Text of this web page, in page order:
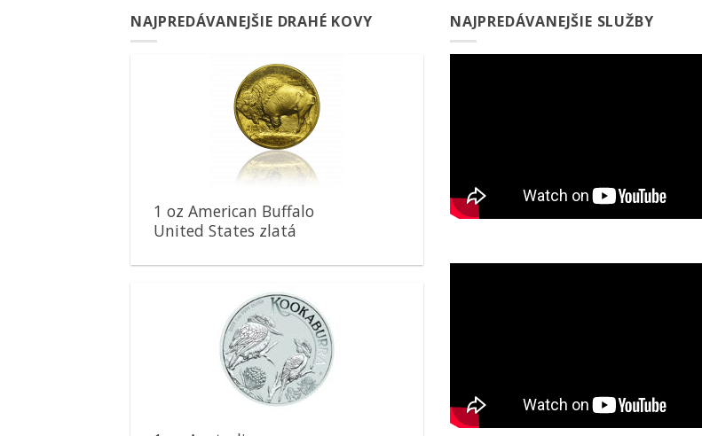
NAJPREDÁVANEJŠIE DRAHÉ KOVY
Pridať k
obľúbeným
1 oz American Buffalo
United States zlatá
Pridať k
obľúbeným
NAJPREDÁVANEJŠIE SLUŽBY